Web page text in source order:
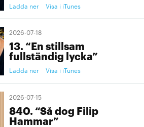
Ladda ner Visa i iTunes
2026-07-18
13. “En stillsam
fullständig lycka”
Ladda ner Visa i iTunes
2026-07-15
840. “Så dog Filip
Hammar”